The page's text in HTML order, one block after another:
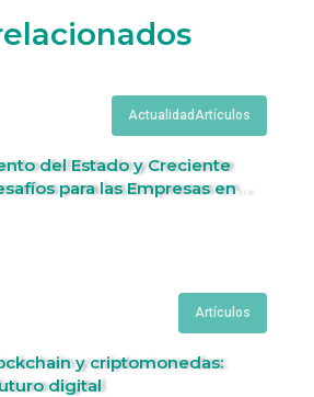
ActualidadArtículos
del Estado y Creciente
para las Empresas en
Artículos
y criptomonedas:
digital